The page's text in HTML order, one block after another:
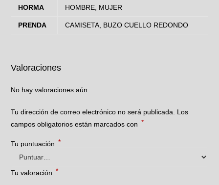
HORMA HOMBRE, MUJER
PRENDA CAMISETA, BUZO CUELLO REDONDO
Valoraciones
No hay valoraciones aún.
Tu dirección de correo electrónico no será publicada. Los
campos obligatorios están marcados con *
Tu puntuación *
Tu valoración *